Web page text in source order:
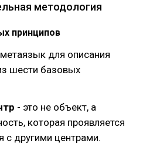
методология
принципов
для описания
шести базовых
- это не объект, а
которая проявляется
с другими центрами.